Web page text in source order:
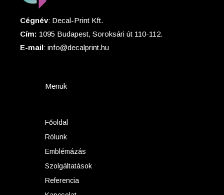
Cégnév: Decal-Print Kft.
Cím: 1095 Budapest, Soroksári út 110-112.
E-mail: info@decalprint.hu
Menük
Főoldal
Rólunk
Emblémázás
Szolgáltatások
Referencia